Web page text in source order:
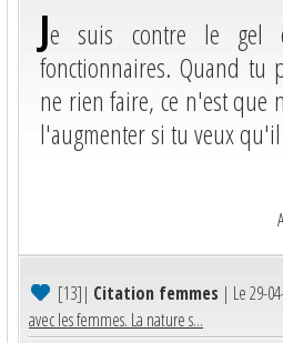
Je suis contre le gel
fonctionnaires. Quand tu
ne rien faire, ce n'est que
l'augmenter si tu veux
[13]| Citation femmes | Le 29-
avec les femmes. La nature s...